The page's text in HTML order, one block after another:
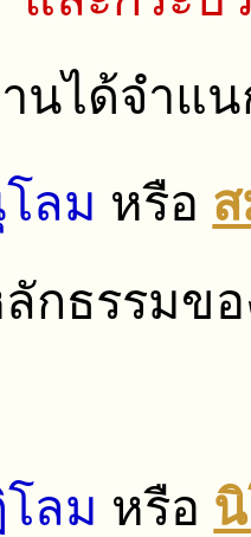
นได้จําแน
ลม หรือ
กธรรมข
ลม หรือ